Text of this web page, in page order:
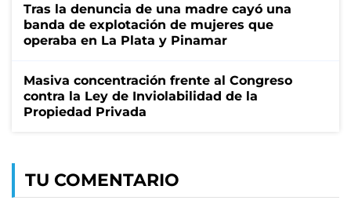
Tras la denuncia de una madre cayó una
banda de explotación de mujeres que
operaba en La Plata y Pinamar
Masiva concentración frente al Congreso
contra la Ley de Inviolabilidad de la
Propiedad Privada
TU COMENTARIO